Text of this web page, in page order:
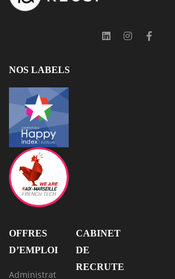
NOS LABELS
OFFRES
D’EMPLOI
Administrat
CABINET
DE
RECRUTE